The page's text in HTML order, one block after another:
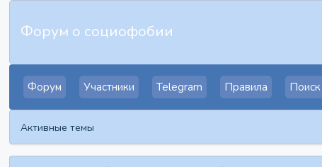
Форум о социофобии
Форум Участники Telegram Правила Поиск
Активные темы